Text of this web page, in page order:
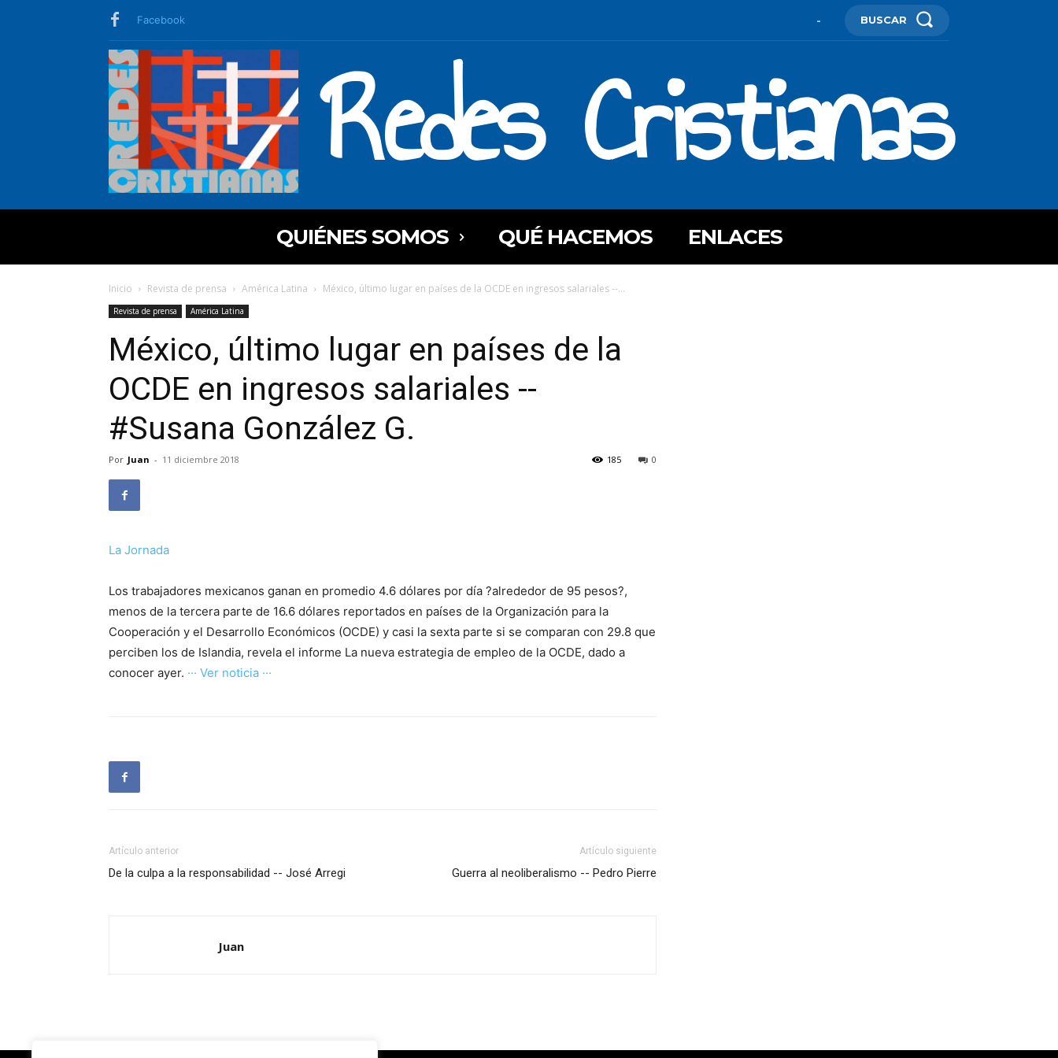
Facebook - BUSCAR
Redes Cristianas
QUIÉNES SOMOS QUÉ HACEMOS ENLACES
Inicio Revista de prensa América Latina México, último lugar en países de la OCDE en ingresos salariales --...
Revista de prensa América Latina
México, último lugar en países de la
OCDE en ingresos salariales --
#Susana González G.
Por Juan - 11 diciembre 2018 0
185
La Jornada
Los trabajadores mexicanos ganan en promedio 4.6 dólares por día ?alrededor de 95 pesos?,
menos de la tercera parte de 16.6 dólares reportados en países de la Organización para la
Cooperación y el Desarrollo Económicos (OCDE) y casi la sexta parte si se comparan con 29.8 que
perciben los de Islandia, revela el informe La nueva estrategia de empleo de la OCDE, dado a
conocer ayer. ··· Ver noticia ···
Artículo anterior
De la culpa a la responsabilidad -- José Arregi
Artículo siguiente
Guerra al neoliberalismo -- Pedro Pierre
Juan